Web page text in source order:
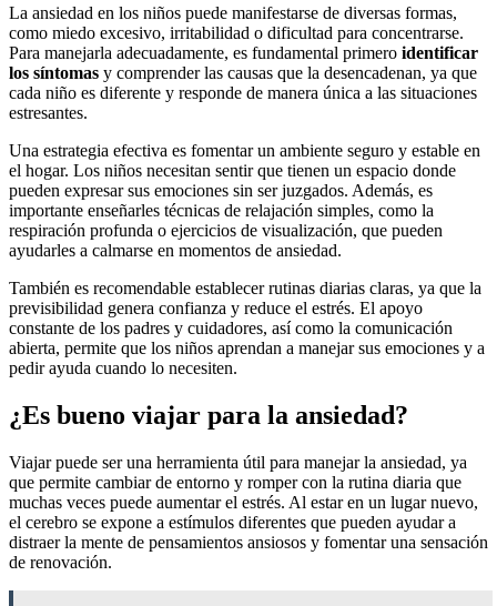
La ansiedad en los niños puede manifestarse de diversas formas,
como miedo excesivo, irritabilidad o dificultad para concentrarse.
Para manejarla adecuadamente, es fundamental primero identificar
los síntomas y comprender las causas que la desencadenan, ya que
cada niño es diferente y responde de manera única a las situaciones
estresantes.
Una estrategia efectiva es fomentar un ambiente seguro y estable en
el hogar. Los niños necesitan sentir que tienen un espacio donde
pueden expresar sus emociones sin ser juzgados. Además, es
importante enseñarles técnicas de relajación simples, como la
respiración profunda o ejercicios de visualización, que pueden
ayudarles a calmarse en momentos de ansiedad.
También es recomendable establecer rutinas diarias claras, ya que la
previsibilidad genera confianza y reduce el estrés. El apoyo
constante de los padres y cuidadores, así como la comunicación
abierta, permite que los niños aprendan a manejar sus emociones y a
pedir ayuda cuando lo necesiten.
¿Es bueno viajar para la ansiedad?
Viajar puede ser una herramienta útil para manejar la ansiedad, ya
que permite cambiar de entorno y romper con la rutina diaria que
muchas veces puede aumentar el estrés. Al estar en un lugar nuevo,
el cerebro se expone a estímulos diferentes que pueden ayudar a
distraer la mente de pensamientos ansiosos y fomentar una sensación
de renovación.